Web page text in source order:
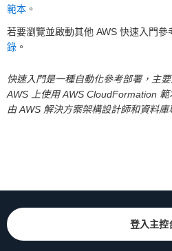
範本 。
若要瀏覽並啟動其他 AWS 快速入門參
錄 。
快速入門是一種自動化參考部署，主
AWS 上使用 AWS CloudFormation
由 AWS 解決方案架構設計師和資料庫
登入主控